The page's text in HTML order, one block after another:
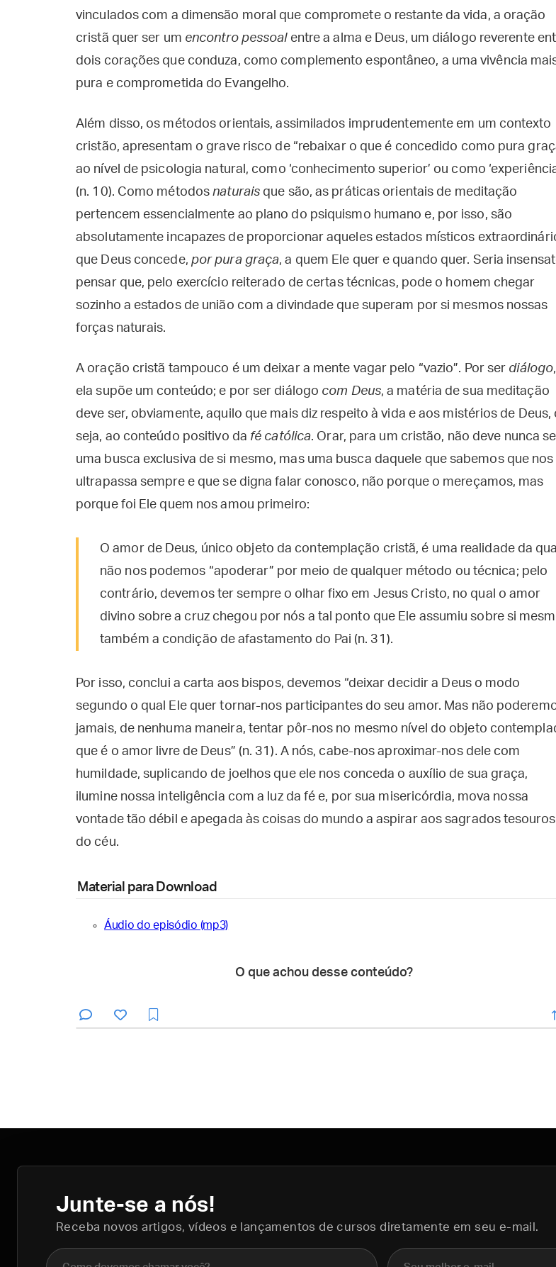
vinculados com a dimensão moral que compromete o restante da vida, a oração
cristã quer ser um encontro pessoalentre a alma e Deus, um diálogo reverente
dois corações que conduza, como complemento espontâneo, a uma vivência
pura e comprometida do Evangelho.
Além disso, os métodos orientais, assimilados imprudentemente em um contexto
cristão, apresentam o grave risco de “rebaixar o que é concedido como pura
ao nível de psicologia natural, como ‘conhecimento superior’ ou como
(n. 10). Como métodosnaturais que são, as práticas orientais de meditação
pertencem essencialmente ao plano do psiquismo humano e, por isso, são
absolutamente incapazes de proporcionar aqueles estados místicos
que Deus concede, por pura graça, a quem Ele quer e quando quer. Seria
pensar que, pelo exercício reiterado de certas técnicas, pode o homem chegar
sozinho a estados de união com a divindade que superam por si mesmos nossas
forças naturais.
A oração cristã tampouco é um deixar a mente vagar pelo “vazio”. Por ser diálogo,
ela supõe um conteúdo; e por ser diálogo com Deus, a matéria de sua meditação
deve ser, obviamente, aquilo que mais diz respeito à vida e aos mistérios de Deus,
seja, ao conteúdo positivo da fé católica. Orar, para um cristão, não deve nunca
uma busca exclusiva de si mesmo, mas uma busca daquele que sabemos que nos
ultrapassa sempre e que se digna falar conosco, não porque o mereçamos, mas
porque foi Ele quem nos amou primeiro:
O amor de Deus, único objeto da contemplação cristã, é uma realidade da qual
não nos podemos “apoderar” por meio de qualquer método ou técnica; pelo
contrário, devemos ter sempre o olhar fixo em Jesus Cristo, no qual o amor
divino sobre a cruz chegou por nós a tal ponto que Ele assumiu sobre si
também a condição de afastamento do Pai (n. 31).
Por isso, conclui a carta aos bispos, devemos “deixar decidir a Deus o modo
segundo o qual Ele quer tornar-nos participantes do seu amor. Mas não
jamais, de nenhuma maneira, tentar pôr-nos no mesmo nível do objeto
que é o amor livre de Deus” (n. 31). A nós, cabe-nos aproximar-nos dele com
humildade, suplicando de joelhos que ele nos conceda o auxílio de sua graça,
ilumine nossa inteligência com a luz da fé e, por sua misericórdia, mova nossa
vontade tão débil e apegada às coisas do mundo a aspirar aos sagrados tesouros
do céu.
Material para Download
Áudio do episódio (mp3)
O que achou desse conteúdo?
enviar
Junte-se a nós!
Receba novos artigos, vídeos e lançamentos de cursos diretamente em seu e-mail.
Nome completo E-mail